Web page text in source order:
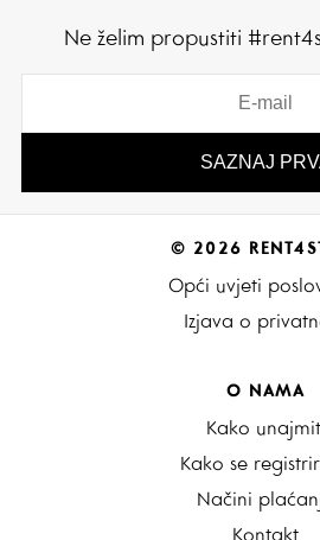
Ne želim propustiti
© 2026
Opći uvjeti
Izjava o
O NAMA
Kako
Kako se
Načini
Kontakt